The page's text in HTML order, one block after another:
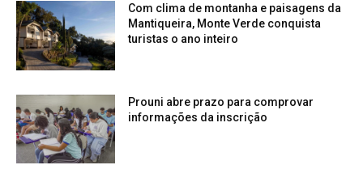
Com clima de montanha e paisagens da
Mantiqueira, Monte Verde conquista
turistas o ano inteiro
Prouni abre prazo para comprovar
informações da inscrição